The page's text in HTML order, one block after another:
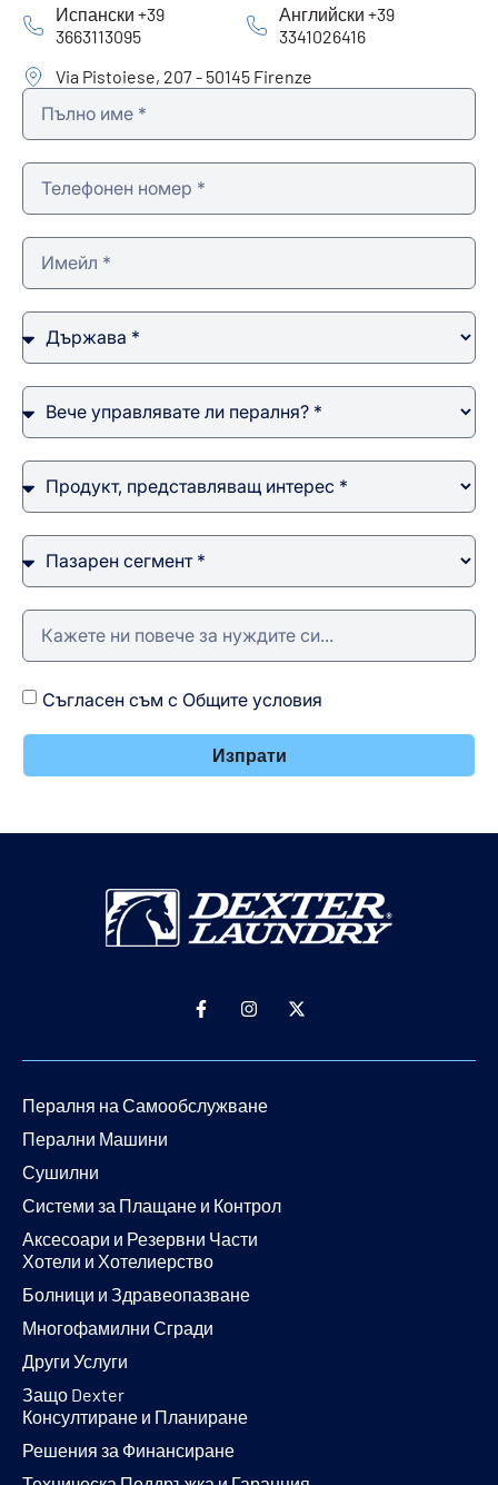
Испански +39
3663113095
Английски +39
3341026416
Via Pistoiese, 207 - 50145 Firenze
Съгласен съм с Общите условия
Изпрати
Пералня на Самообслужване
Перални Машини
Сушилни
Системи за Плащане и Контрол
Аксесоари и Резервни Части
Хотели и Хотелиерство
Болници и Здравеопазване
Многофамилни Сгради
Други Услуги
Защо Dexter
Консултиране и Планиране
Решения за Финансиране